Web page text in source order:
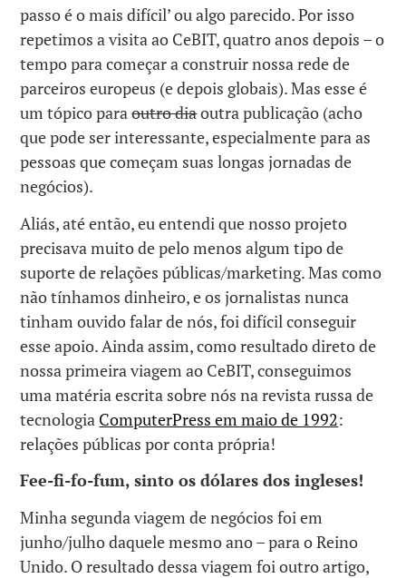
passo é o mais difícil’ ou algo parecido. Por isso
repetimos a visita ao CeBIT, quatro anos depois – o
tempo para começar a construir nossa rede de
parceiros europeus (e depois globais). Mas esse é
um tópico paraoutro diaoutra publicação (acho
que pode ser interessante, especialmente para as
pessoas que começam suas longas jornadas de
negócios).
Aliás, até então, eu entendi que nosso projeto
precisava muito de pelo menos algum tipo de
suporte de relações públicas/marketing. Mas como
não tínhamos dinheiro, e os jornalistas nunca
tinham ouvido falar de nós, foi difícil conseguir
esse apoio. Ainda assim, como resultado direto de
nossa primeira viagem ao CeBIT, conseguimos
uma matéria escrita sobre nós na revista russa de
tecnologia ComputerPress em maio de 1992:
relações públicas por conta própria!
Fee-fi-fo-fum, sinto os dólares dos ingleses!
Minha segunda viagem de negócios foi em
junho/julho daquele mesmo ano – para o Reino
Unido. O resultado dessa viagem foi outro artigo,